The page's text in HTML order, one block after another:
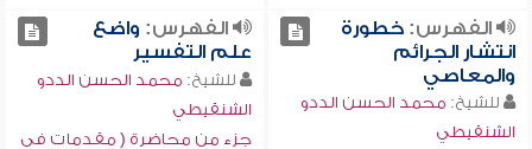
الفهرس:خطورة
انتشار الجرائم
والمعاصي
للشيخ: محمد الحسن الددو
الشنقيطي
الفهرس: واضع
علم التفسير
للشيخ: محمد الحسن الددو
الشنقيطي
جزء من محاضرة ( مقدمات في